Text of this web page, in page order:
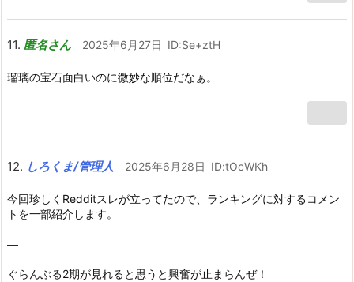
匿名さん 2025年6月27日 ID:Se+ztH
瑠璃の宝石面白いのに微妙な順位だなぁ。
しろくま/管理人 2025年6月28日 ID:tOcWKh
今回珍しくRedditスレが立ってたので、ランキングに対するコメン
トを一部紹介します。
—
ぐらんぶる2期が見れると思うと興奮が止まらんぜ！